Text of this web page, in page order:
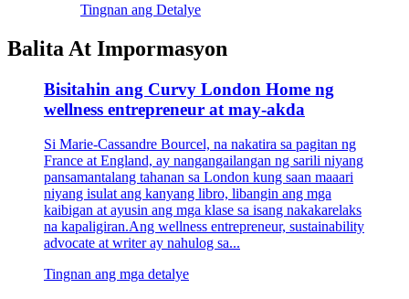
Tingnan ang Detalye
Balita At Impormasyon
Bisitahin ang Curvy London Home ng
wellness entrepreneur at may-akda
Si Marie-Cassandre Bourcel, na nakatira sa pagitan ng
France at England, ay nangangailangan ng sarili niyang
pansamantalang tahanan sa London kung saan maaari
niyang isulat ang kanyang libro, libangin ang mga
kaibigan at ayusin ang mga klase sa isang nakakarelaks
na kapaligiran.Ang wellness entrepreneur, sustainability
advocate at writer ay nahulog sa...
Tingnan ang mga detalye